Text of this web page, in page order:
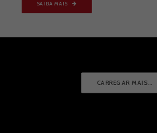
SAIBA MAIS
CARREGAR MAIS…